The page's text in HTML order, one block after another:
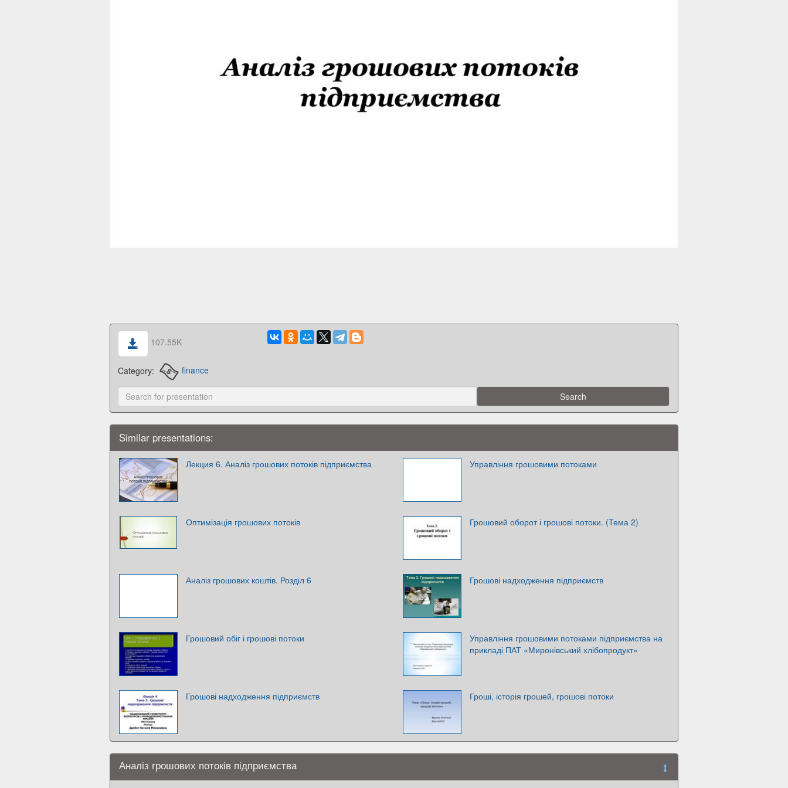
107.55K
Category: finance
Similar presentations:
Лекция 6. Аналіз грошових потоків підприємства Управління грошовими потоками
Оптимізація грошових потоків Грошовий оборот і грошові потоки. (Тема 2)
Аналіз грошових коштів. Розділ 6 Грошові надходження підприємств
Грошовий обіг і грошові потоки
Управління грошовими потоками підприємства на
прикладі ПАТ «Миронівський хлібопродукт»
Грошові надходження підприємств Гроші, історія грошей, грошові потоки
Аналіз грошових потоків підприємства